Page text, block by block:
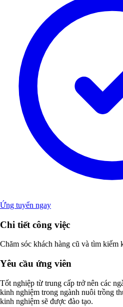
Ứng tuyển ngay
Chi tiết công việc
Chăm sóc khách hàng cũ và tìm kiếm
Yêu cầu ứng viên
Tốt nghiệp từ trung cấp trở nên các
kinh nghiệm trong ngành nuôi trồng
kinh nghiệm sẽ được đào tạo.